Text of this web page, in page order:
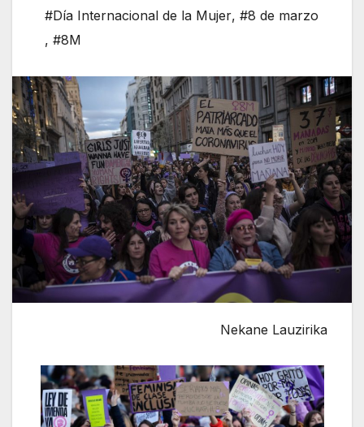
#Día Internacional de la Mujer, #8 de marzo
, #8M
Nekane Lauzirika